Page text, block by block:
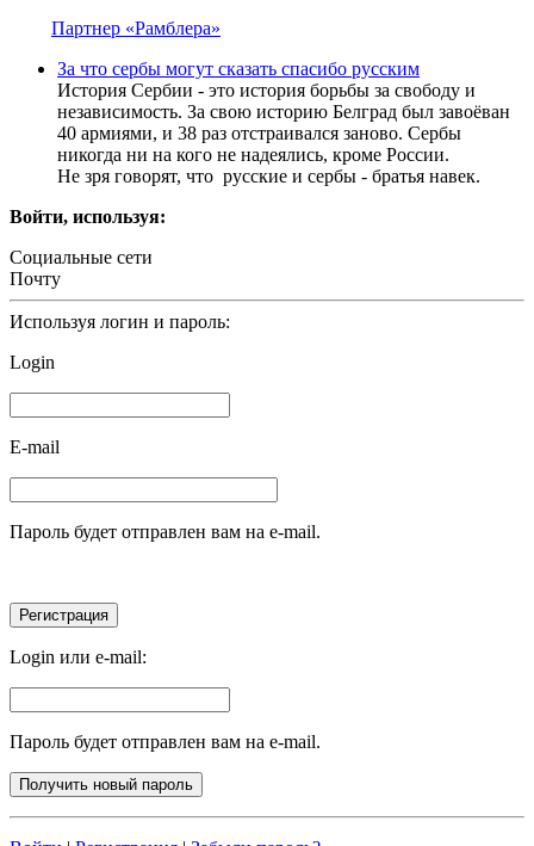
Партнер «Рамблера»
За что сербы могут сказать спасибо русским
История Сербии - это история борьбы за свободу и
независимость. За свою историю Белград был завоёван
40 армиями, и 38 раз отстраивался заново. Сербы
никогда ни на кого не надеялись, кроме России.
Не зря говорят, что русские и сербы - братья навек.
Войти, используя:
Социальные сети
Почту
Используя логин и пароль:
Login
E-mail
Пароль будет отправлен вам на e-mail.
Login или e-mail:
Пароль будет отправлен вам на e-mail.